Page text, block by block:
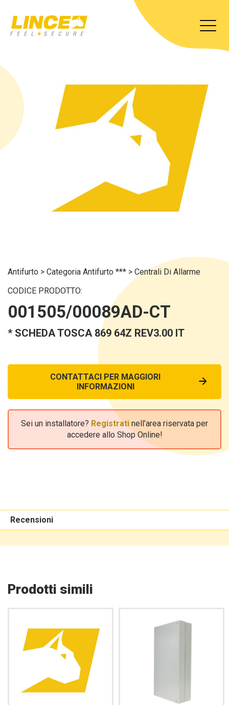
Antifurto > Categoria Antifurto *** > Centrali Di Allarme
CODICE PRODOTTO:
001505/00089AD-CT
* SCHEDA TOSCA 869 64Z REV3.00 IT
CONTATTACI PER MAGGIORI
INFORMAZIONI
Sei un installatore? Registrati nell’area riservata per
accedere allo Shop Online!
Recensioni
Prodotti simili